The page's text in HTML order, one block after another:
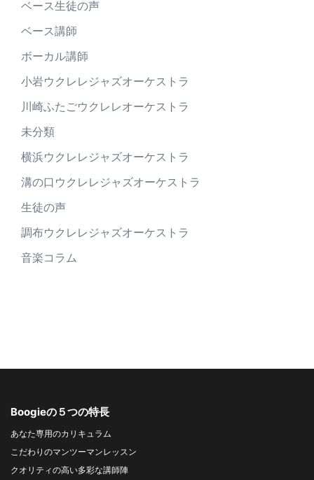
ベース生徒の声
ベース講師
ボーカル講師
小岩ウクレレジャズオーケストラ
川崎ふたごウクレレオーケストラ
未分類
横浜ウクレレジャズオーケストラ
溝の口ウクレレジャズオーケストラ
生徒の声
調布ウクレレジャズオーケストラ
音楽コラム
Boogieの５つの特長
あなた専用のカリキュラム
こだわりのマンツーマンレッスン
クオリティの高い多彩な講師陣